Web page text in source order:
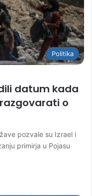
Politika
datum kada
o
pozvale su Izrael i
primirja u Pojasu